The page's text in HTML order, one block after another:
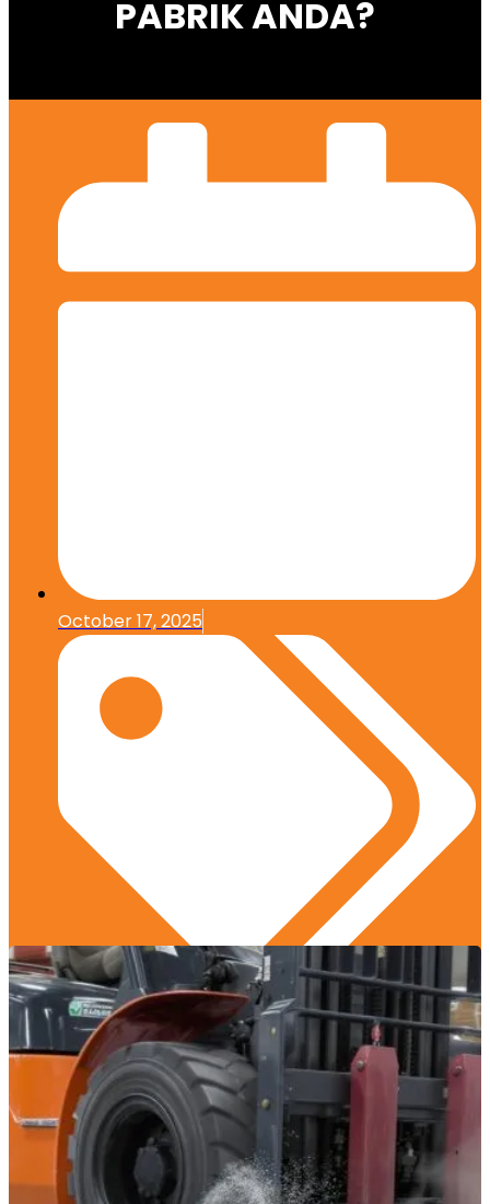
PABRIK ANDA?
October 17, 2025
Edukasi Konstruksi,Manajemen Proyek,Praktik
Terbaik